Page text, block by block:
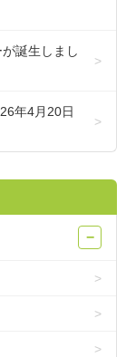
誕生しまし
年4月20日
−